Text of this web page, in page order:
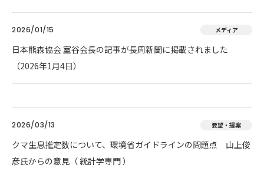
2026/01/15 メディア
日本熊森協会 室谷会長の記事が長周新聞に掲載されました
（2026年1月4日）
2026/03/13 要望・提案
クマ生息推定数について、環境省ガイドラインの問題点 山上俊
彦氏からの意見（ 統計学専門 ）